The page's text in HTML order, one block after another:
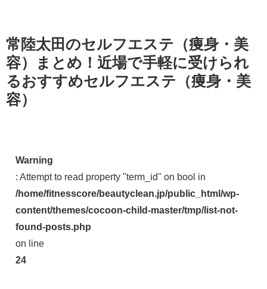
常陸太田のセルフエステ（痩身・美
容）まとめ！近場で手軽に受けられ
るおすすめセルフエステ（痩身・美
容）
Warning
: Attempt to read property "term_id" on bool in
/home/fitnesscore/beautyclean.jp/public_html/wp-
content/themes/cocoon-child-master/tmp/list-not-
found-posts.php
on line
24